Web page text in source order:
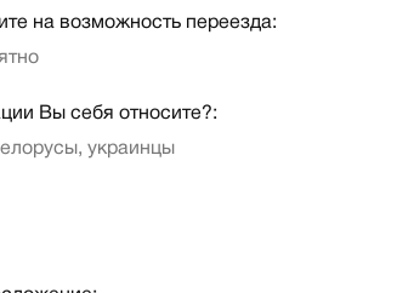
на возможность переезда:
Вы себя относите?:
украинцы